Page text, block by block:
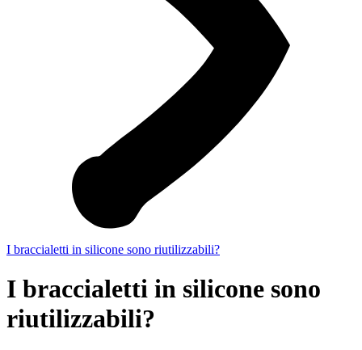
I braccialetti in silicone sono riutilizzabili?
I braccialetti in silicone sono
riutilizzabili?